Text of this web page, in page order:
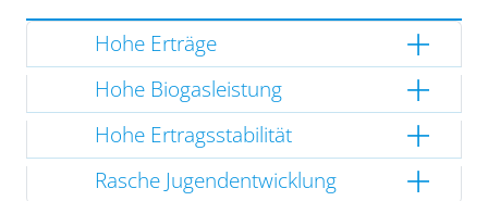
Hohe Erträge
Hohe Biogasleistung
Hohe Ertragsstabilität
Rasche Jugendentwicklung